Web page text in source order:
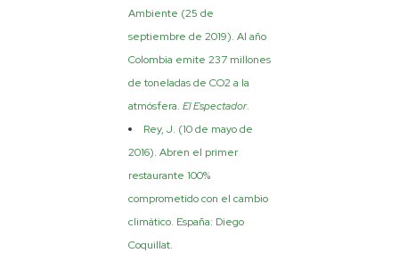
Ambiente (25 de
septiembre de 2019). Al año
Colombia emite 237 millones
de toneladas de CO2 a la
atmósfera. El Espectador.
Rey, J. (10 de mayo de
2016). Abren el primer
restaurante 100%
comprometido con el cambio
climático. España: Diego
Coquillat.